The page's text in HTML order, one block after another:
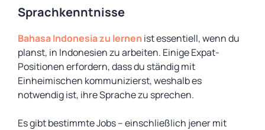
Sprachkenntnisse
Bahasa Indonesia zu lernen ist essentiell, wenn du
planst, in Indonesien zu arbeiten. Einige Expat-
Positionen erfordern, dass du ständig mit
Einheimischen kommunizierst, weshalb es
notwendig ist, ihre Sprache zu sprechen.
Es gibt bestimmte Jobs – einschließlich jener mit